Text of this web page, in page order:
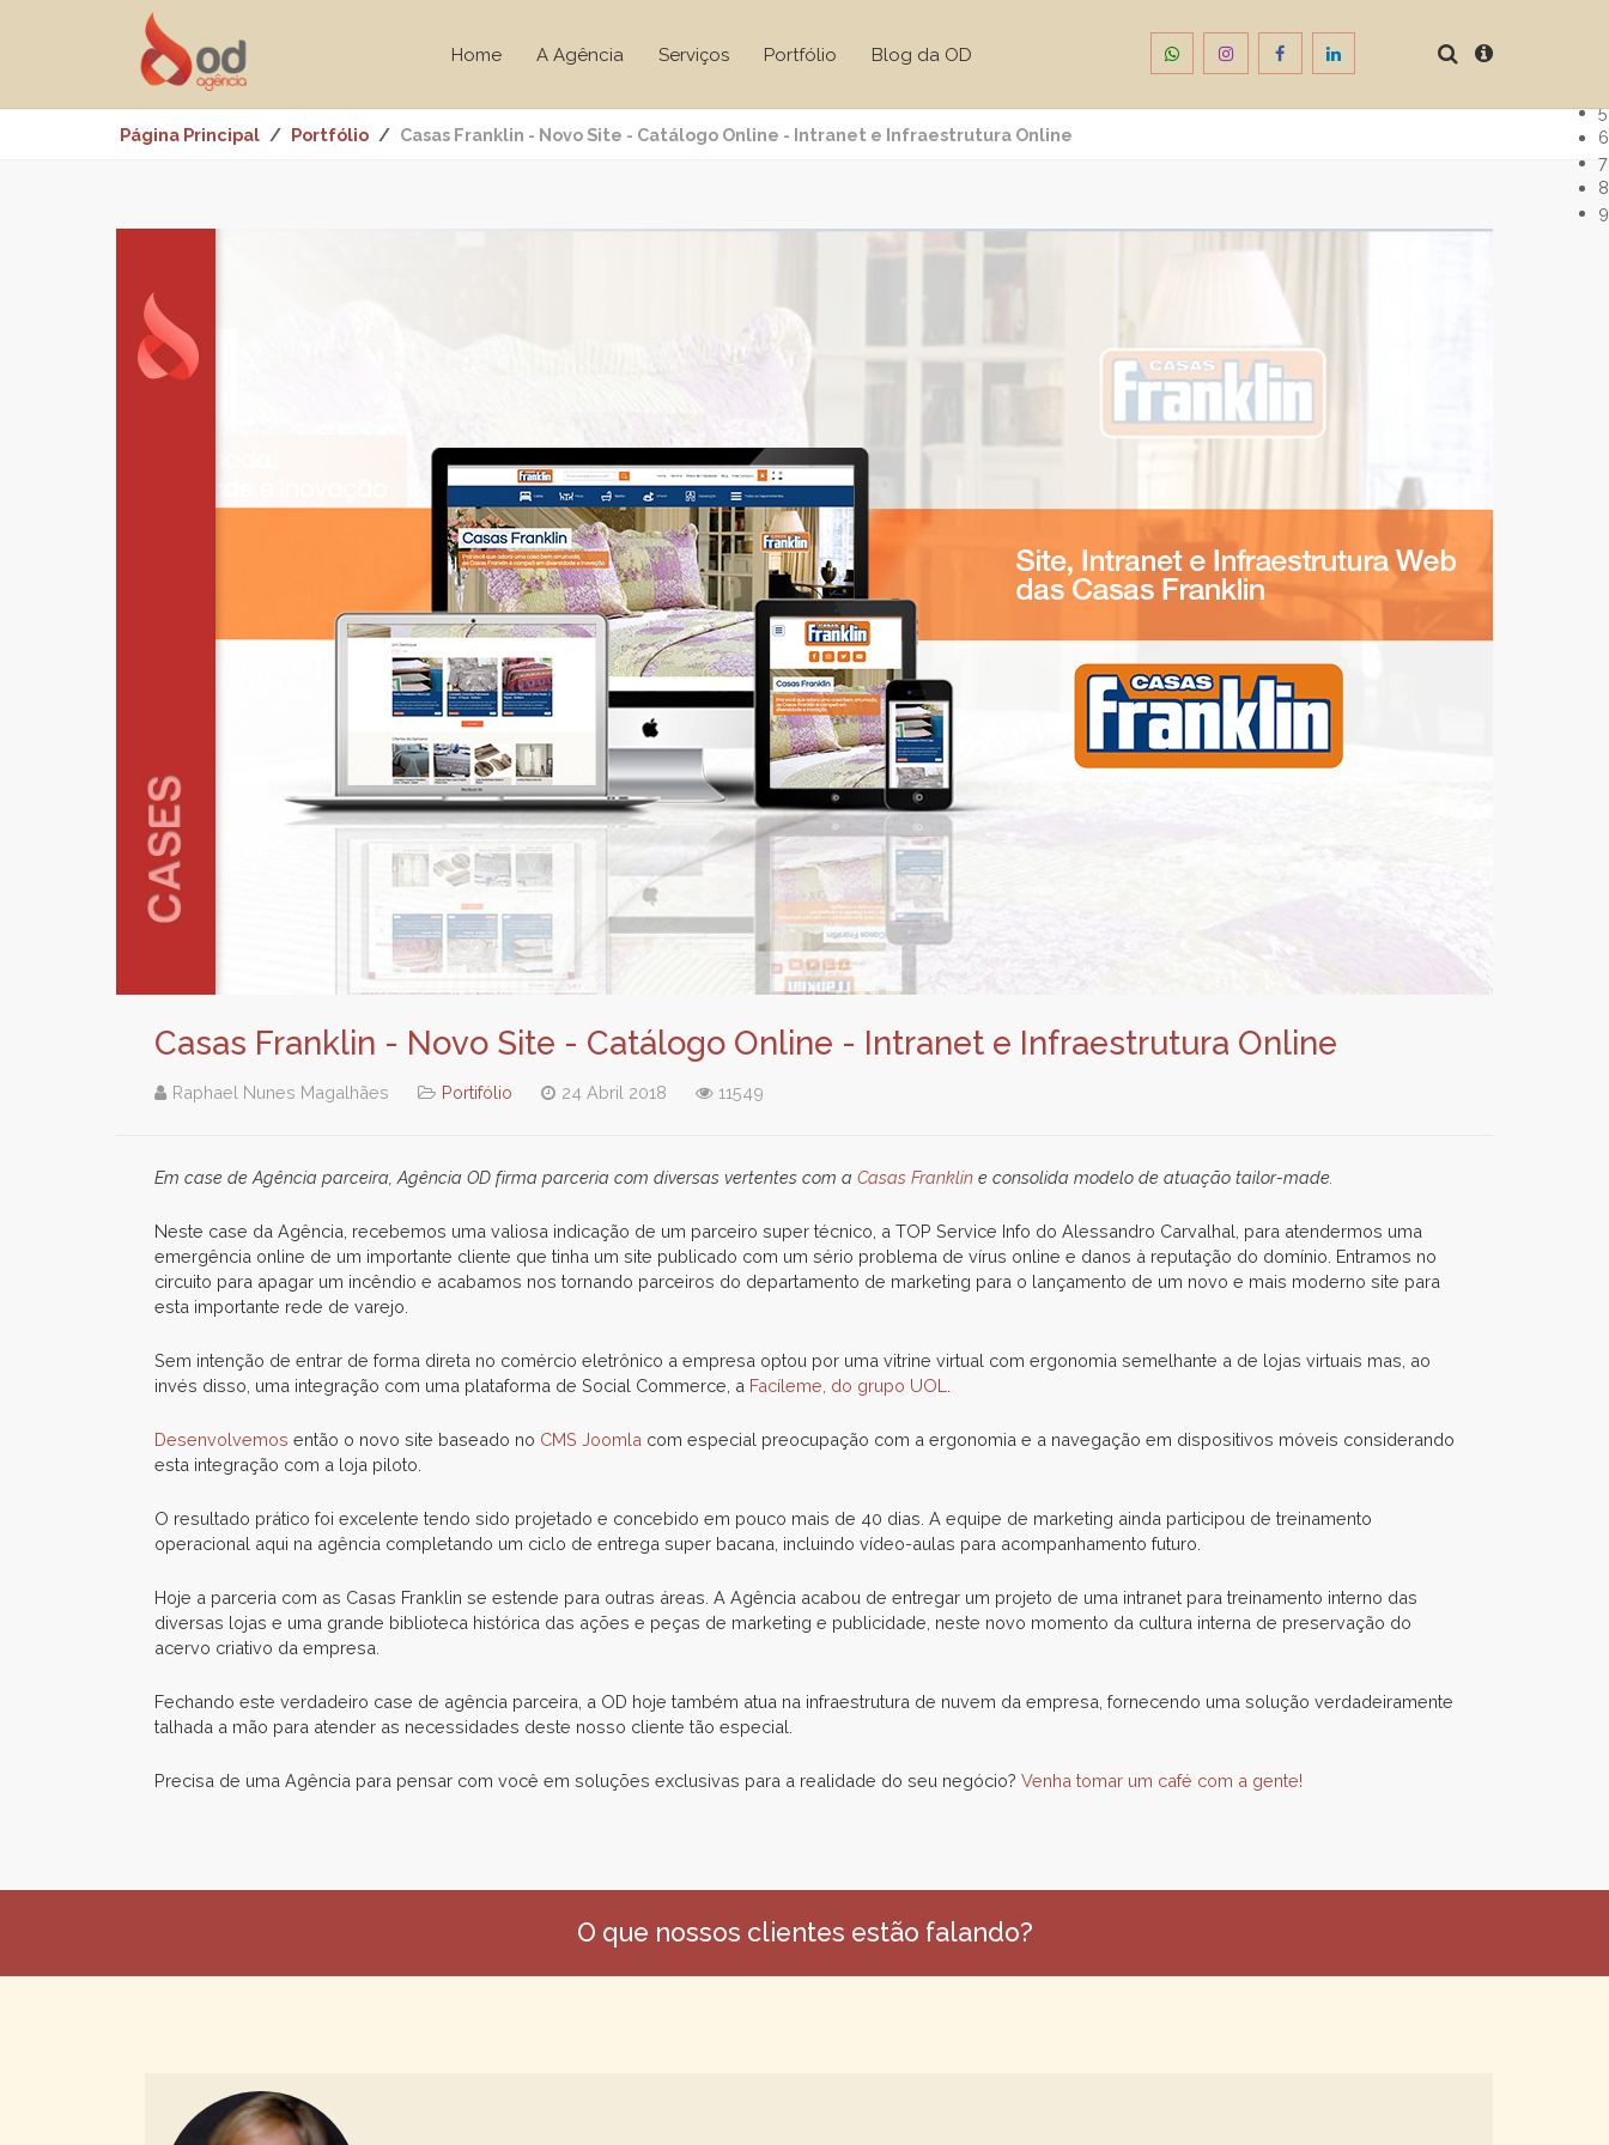
Home A Agência Serviços Portfólio Blog da OD
Página Principal Portfólio Casas Franklin - Novo Site - Catálogo Online - Intranet e Infraestrutura Online
Casas Franklin - Novo Site - Catálogo Online - Intranet e Infraestrutura Online
Raphael Nunes Magalhães Portifólio 24 Abril 2018 11549
Em case de Agência parceira, Agência OD firma parceria com diversas vertentes com a Casas Franklin e consolida modelo de atuação tailor-made.
Neste case da Agência, recebemos uma valiosa indicação de um parceiro super técnico, a TOP Service Info do Alessandro Carvalhal, para atendermos uma
emergência online de um importante cliente que tinha um site publicado com um sério problema de vírus online e danos à reputação do domínio. Entramos no
circuito para apagar um incêndio e acabamos nos tornando parceiros do departamento de marketing para o lançamento de um novo e mais moderno site para
esta importante rede de varejo.
Sem intenção de entrar de forma direta no comércio eletrônico a empresa optou por uma vitrine virtual com ergonomia semelhante a de lojas virtuais mas, ao
invés disso, uma integração com uma plataforma de Social Commerce, a Facíleme, do grupo UOL
Desenvolvemos então o novo site baseado no CMS Joomla com especial preocupação com a ergonomia e a navegação em dispositivos móveis considerando
esta integração com a loja piloto.
O resultado prático foi excelente tendo sido projetado e concebido em pouco mais de 40 dias. A equipe de marketing ainda participou de treinamento
operacional aqui na agência completando um ciclo de entrega super bacana, incluindo vídeo-aulas para acompanhamento futuro.
Hoje a parceria com as Casas Franklin se estende para outras áreas. A Agência acabou de entregar um projeto de uma intranet para treinamento interno das
diversas lojas e uma grande biblioteca histórica das ações e peças de marketing e publicidade, neste novo momento da cultura interna de preservação do
acervo criativo da empresa.
Fechando este verdadeiro case de agência parceira, a OD hoje também atua na infraestrutura de nuvem da empresa, fornecendo uma solução verdadeiramente
talhada a mão para atender as necessidades deste nosso cliente tão especial.
Precisa de uma Agência para pensar com você em soluções exclusivas para a realidade do seu negócio? Venha tomar um café com a gente!
O que nossos clientes estão falando?
5
6
7
8
9